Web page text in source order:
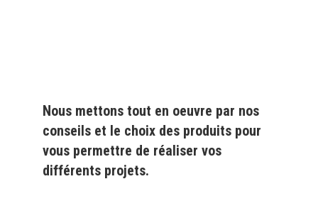
Nous mettons tout en oeuvre par nos
conseils et le choix des produits pour
vous permettre de réaliser vos
différents projets.